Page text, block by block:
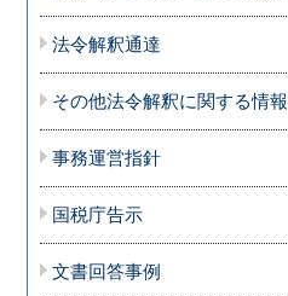
法令解釈通達
その他法令解釈に関する情報
事務運営指針
国税庁告示
文書回答事例